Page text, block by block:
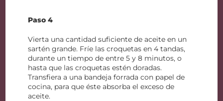
Paso 4
Vierta una cantidad suficiente de aceite en un
sartén grande. Fríe las croquetas en 4 tandas,
durante un tiempo de entre 5 y 8 minutos, o
hasta que las croquetas estén doradas.
Transfiera a una bandeja forrada con papel de
cocina, para que éste absorba el exceso de
aceite.